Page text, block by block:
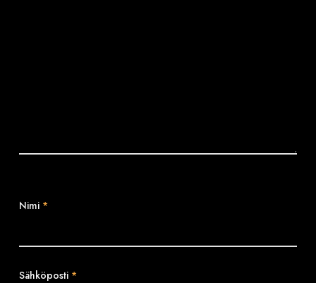
Nimi *
Sähköposti *